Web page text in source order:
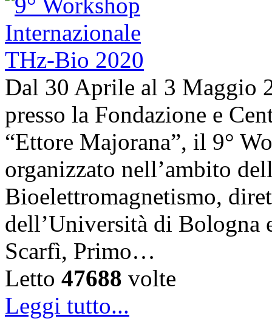
Dal 30 Aprile al 3 Maggio
presso la Fondazione e
“Ettore Majorana”, il 9°
organizzato nell’ambito
Bioelettromagnetismo,
dell’Università di Bologna
Scarfì, Primo…
Letto 47688 volte
Leggi tutto...